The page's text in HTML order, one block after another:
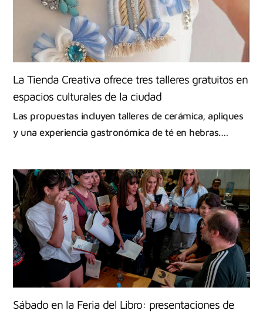
La Tienda Creativa ofrece tres talleres gratuitos en
espacios culturales de la ciudad
Las propuestas incluyen talleres de cerámica, apliques
y una experiencia gastronómica de té en hebras.…
Sábado en la Feria del Libro: presentaciones de